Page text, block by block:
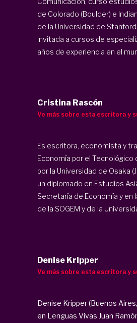
de Colorado (Boulder) e
de la Universidad de
invitada a cursos de
años de experiencia en el
Cristina Rascón
Ve más sobre esta escritora y
Es escritora, economista y
Economía por el
por la Universidad de Osaka
un diplomado en Estudios
Secretaría de Economía y en
de la SOGEM y de la
Denise Kripper
Ve más sobre esta escritora y
Denise Kripper (Buenos
en Lenguas Vivas Juan